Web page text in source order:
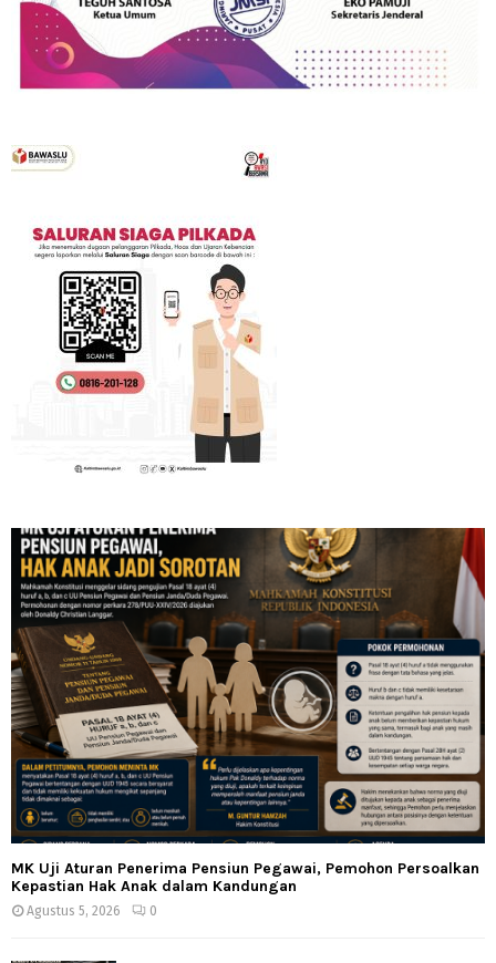
MK Uji Aturan Penerima Pensiun Pegawai, Pemohon Persoalkan
Kepastian Hak Anak dalam Kandungan
Agustus 5, 2026 0